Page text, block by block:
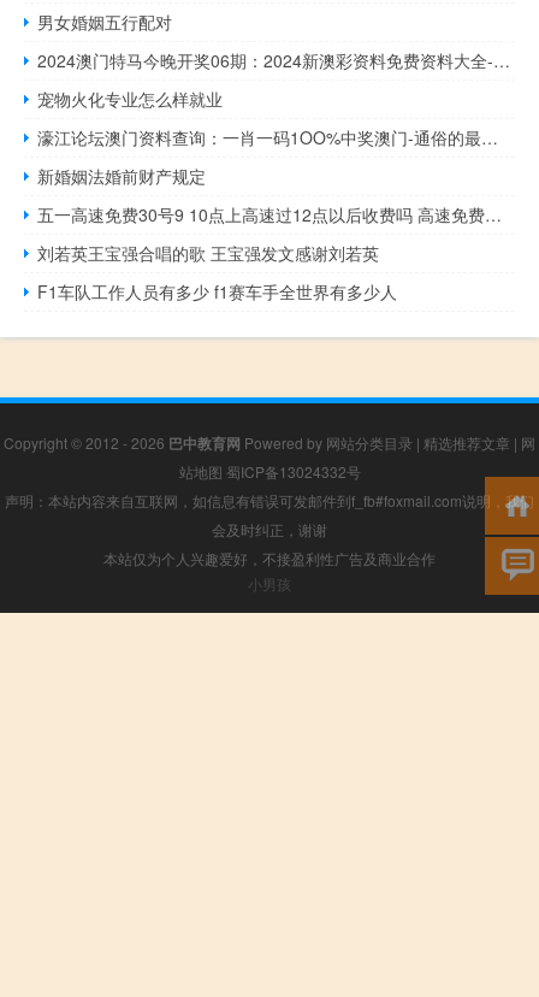
男女婚姻五行配对
2024澳门特马今晚开奖06期：2024新澳彩资料免费资料大全-最经典的解释落实-365.APP.42
宠物火化专业怎么样就业
濠江论坛澳门资料查询：一肖一码1OO%中奖澳门-通俗的最佳解答-949.ISO.116
新婚姻法婚前财产规定
五一高速免费30号9 10点上高速过12点以后收费吗 高速免费五一免费几天
刘若英王宝强合唱的歌 王宝强发文感谢刘若英
F1车队工作人员有多少 f1赛车手全世界有多少人
Copyright © 2012 - 2026 巴中教育网 Powered by 网站分类目录 | 精选推荐文章 | 网
站地图 蜀ICP备13024332号
声明：本站内容来自互联网，如信息有错误可发邮件到f_fb#foxmail.com说明，我们
会及时纠正，谢谢
本站仅为个人兴趣爱好，不接盈利性广告及商业合作
小男孩